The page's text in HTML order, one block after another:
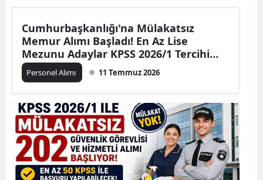
Cumhurbaşkanlığı'na Mülakatsız
Memur Alımı Başladı! En Az Lise
Mezunu Adaylar KPSS 2026/1 Tercihi
Yapabilecek
Personel Alımı 11 Temmuz 2026